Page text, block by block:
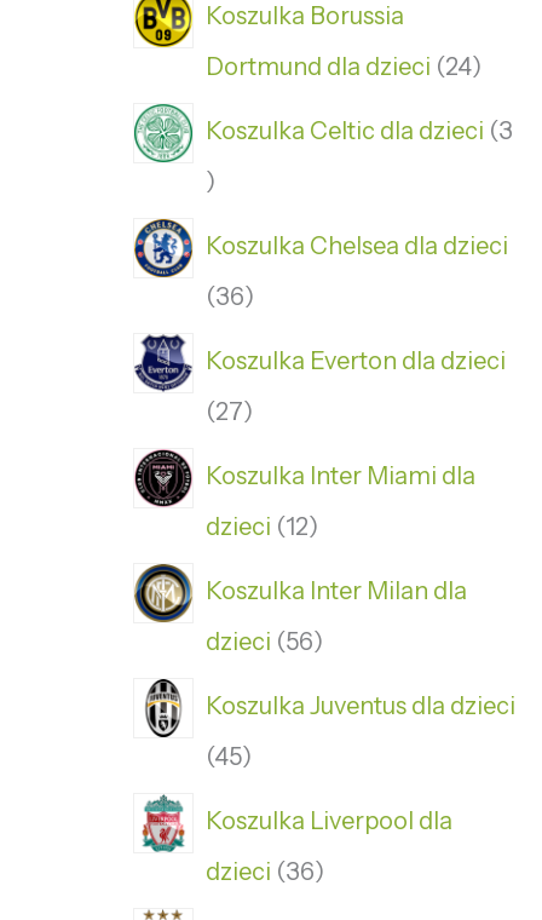
Koszulka Borussia
Dortmund dla dzieci 24
Koszulka Celtic dla dzieci 3
Koszulka Chelsea dla dzieci
36
Koszulka Everton dla dzieci
27
Koszulka Inter Miami dla
dzieci 12
Koszulka Inter Milan dla
dzieci 56
Koszulka Juventus dla dzieci
45
Koszulka Liverpool dla
dzieci 36